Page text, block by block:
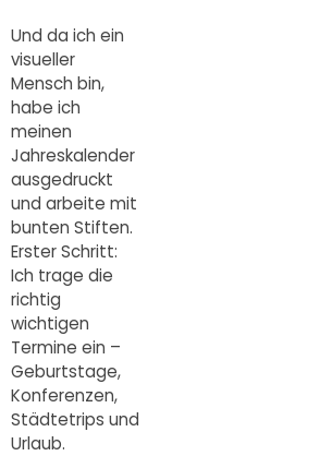
Und da ich ein
visueller
Mensch bin,
habe ich
meinen
Jahreskalender
ausgedruckt
und arbeite mit
bunten Stiften.
Erster Schritt:
Ich trage die
richtig
wichtigen
Termine ein –
Geburtstage,
Konferenzen,
Städtetrips und
Urlaub.